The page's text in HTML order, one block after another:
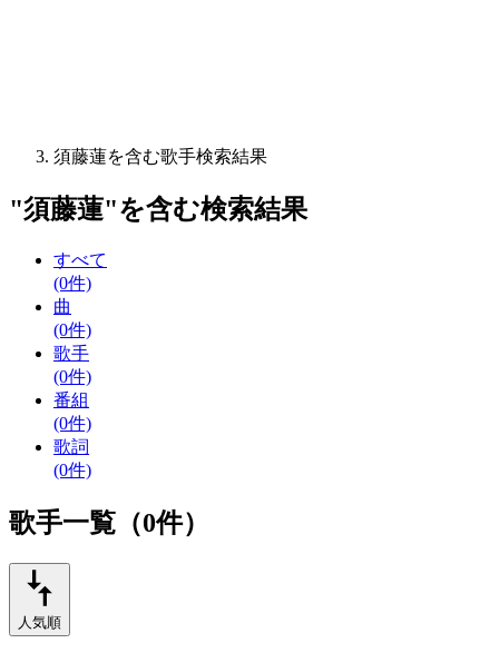
須藤蓮を含む歌手検索結果
"須藤蓮"を含む検索結果
すべて
(0件)
曲
(0件)
歌手
(0件)
番組
(0件)
歌詞
(0件)
歌手一覧（0件）
人気順